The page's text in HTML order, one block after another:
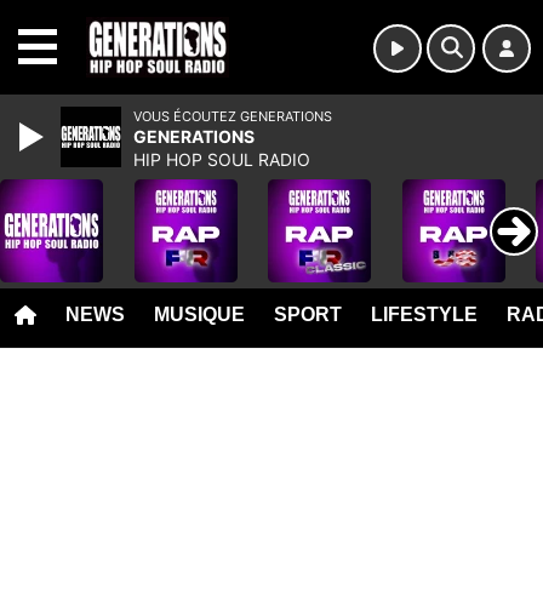
NEWS MUSIQUE SPORT LIFESTYLE
VOUS ÉCOUTEZ GENERATIONS
GENERATIONS
HIP HOP SOUL RADIO